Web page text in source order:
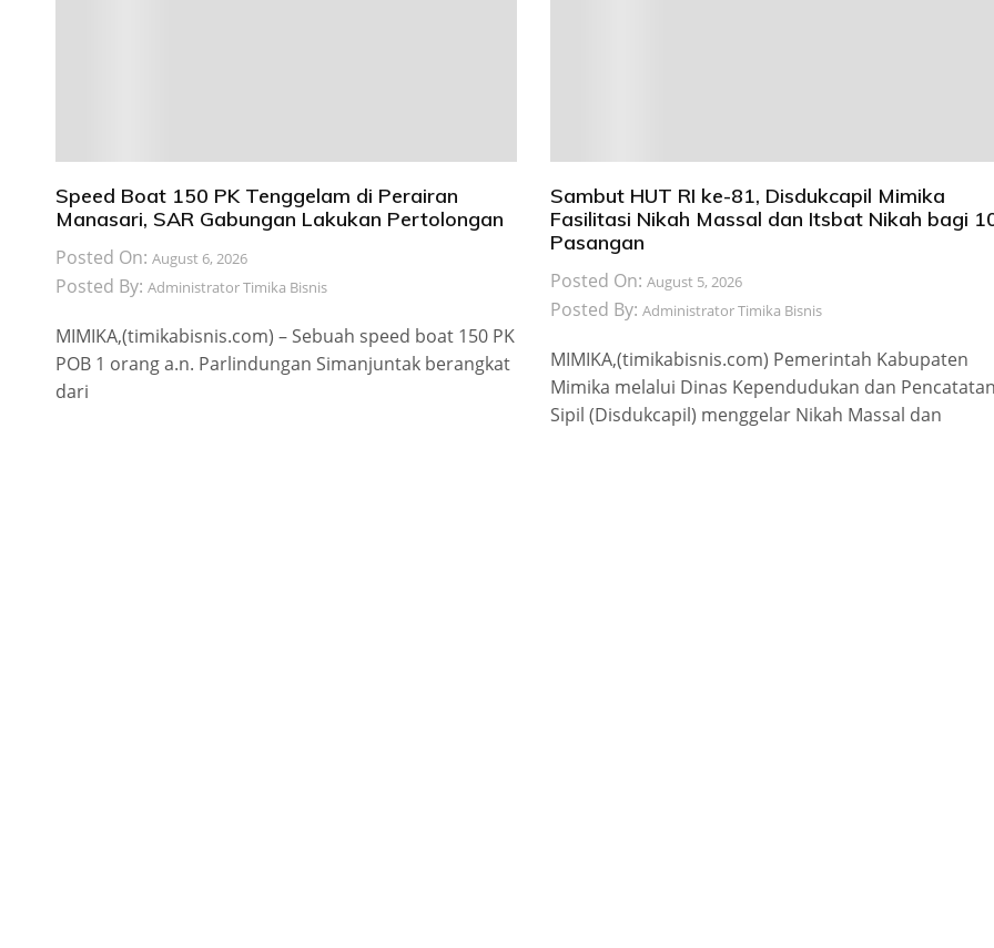
Speed Boat 150 PK Tenggelam di Perairan
Manasari, SAR Gabungan Lakukan Pertolongan
Posted On: August 6, 2026
Posted By: Administrator Timika Bisnis
MIMIKA,(timikabisnis.com) – Sebuah speed boat 150 PK
POB 1 orang a.n. Parlindungan Simanjuntak berangkat
dari
Sambut HUT RI ke-81, Disdukcapil Mimika
Fasilitasi Nikah Massal dan Itsbat Nikah bagi
Pasangan
Posted On: August 5, 2026
Posted By: Administrator Timika Bisnis
MIMIKA,(timikabisnis.com) Pemerintah Kabupaten
Mimika melalui Dinas Kependudukan dan
Sipil (Disdukcapil) menggelar Nikah Massal dan